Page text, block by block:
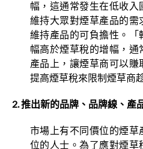
幅，這通常發生在低收
維持大眾對煙草產品的需
維持產品的可負擔性。「
幅高於煙草稅的增幅，
產品上，讓煙草商可以
提高煙草稅來限制煙草商
2. 推出新的品牌、品牌線、產
市場上有不同價位的煙
位的人士。為了應對煙